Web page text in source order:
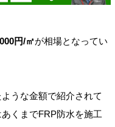
円/㎡が相場となってい
うな金額で紹介されて
くまでFRP防水を施工